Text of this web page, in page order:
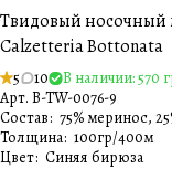
Твидовый носочный
Calzetteria Bottonata
5 10
В наличии: 570
Арт. B-TW-0076-9
Состав: 75% меринос,
Толщина: 100гр/400м
Цвет: Синяя бирюза